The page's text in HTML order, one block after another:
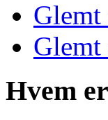
Glemt
Hvem